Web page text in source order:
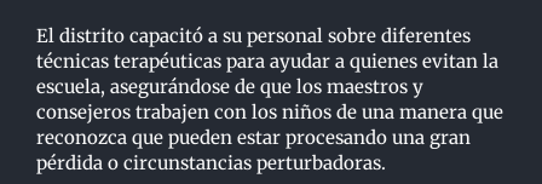
El distrito capacitó a su personal sobre diferentes
técnicas terapéuticas para ayudar a quienes evitan la
escuela, asegurándose de que los maestros y
consejeros trabajen con los niños de una manera que
reconozca que pueden estar procesando una gran
pérdida o circunstancias perturbadoras.